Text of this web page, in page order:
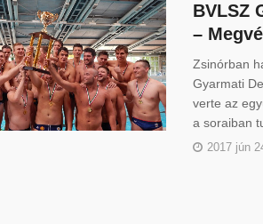
BVLSZ
–
Zsinórban
Gyarmati
verte az
a soraiban
2017 jún